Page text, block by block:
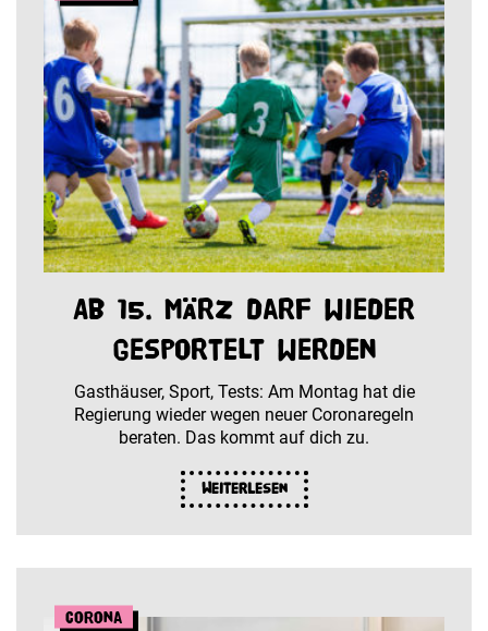
Ab 15. März darf wieder
gesportelt werden
Gasthäuser, Sport, Tests: Am Montag hat die
Regierung wieder wegen neuer Coronaregeln
beraten. Das kommt auf dich zu.
Weiterlesen
Corona